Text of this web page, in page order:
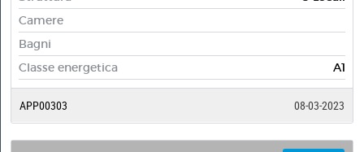
Camere
Bagni
Classe energetica
A1
APP00303 08-03-2023